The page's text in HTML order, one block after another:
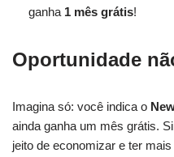
ganha 1 mês grátis!
Oportunidade
Imagina só: você indica o
ainda ganha um mês grátis.
jeito de economizar e ter